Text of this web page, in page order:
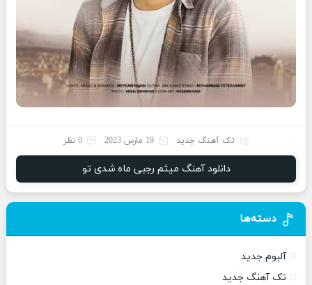
تک آهنگ جدید 19 مارس 2023 0 نظر
دانلود آهنگ میثم رجبی ماه شدی تو
دسته‌ها
آلبوم جدید
تک آهنگ جدید